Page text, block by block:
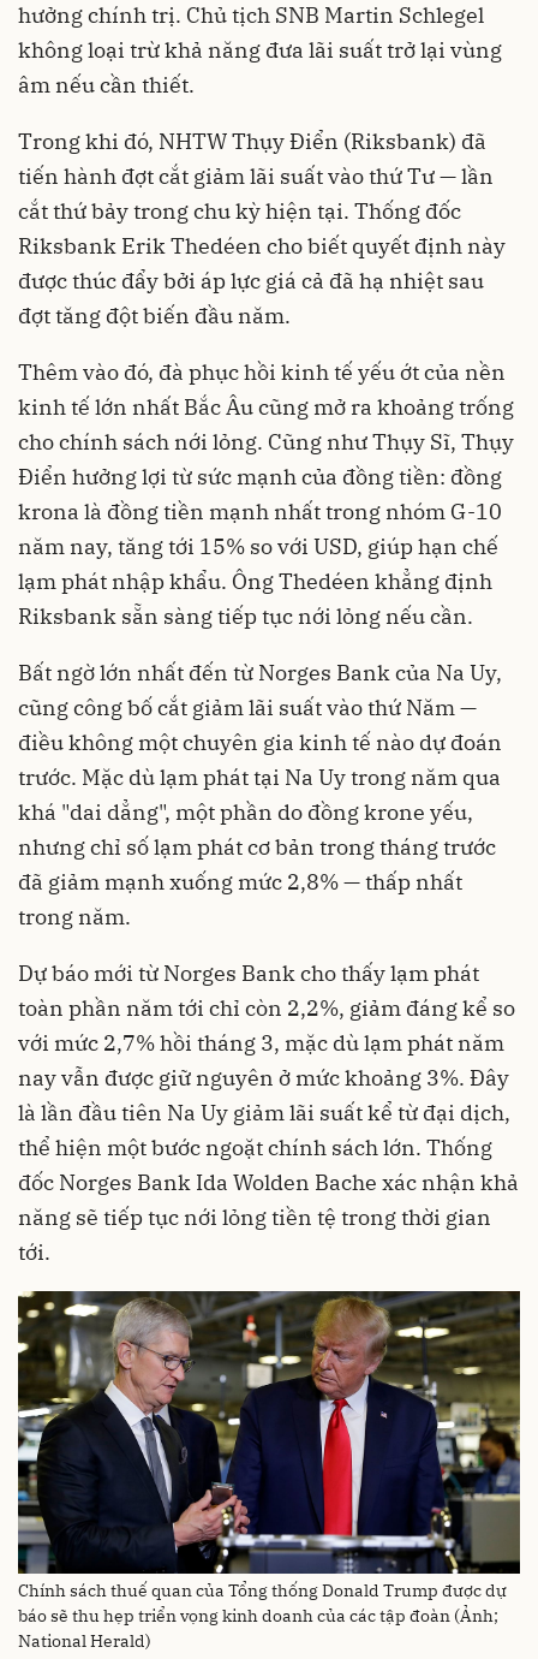
hưởng chính trị. Chủ tịch SNB Martin Schlegel
không loại trừ khả năng đưa lãi suất trở lại vùng
âm nếu cần thiết.
Trong khi đó, NHTW Thụy Điển (Riksbank) đã
tiến hành đợt cắt giảm lãi suất vào thứ Tư — lần
cắt thứ bảy trong chu kỳ hiện tại. Thống đốc
Riksbank Erik Thedéen cho biết quyết định này
được thúc đẩy bởi áp lực giá cả đã hạ nhiệt sau
đợt tăng đột biến đầu năm.
Thêm vào đó, đà phục hồi kinh tế yếu ớt của nền
kinh tế lớn nhất Bắc Âu cũng mở ra khoảng trống
cho chính sách nới lỏng. Cũng như Thụy Sĩ, Thụy
Điển hưởng lợi từ sức mạnh của đồng tiền: đồng
krona là đồng tiền mạnh nhất trong nhóm G-10
năm nay, tăng tới 15% so với USD, giúp hạn chế
lạm phát nhập khẩu. Ông Thedéen khẳng định
Riksbank sẵn sàng tiếp tục nới lỏng nếu cần.
Bất ngờ lớn nhất đến từ Norges Bank của Na Uy,
cũng công bố cắt giảm lãi suất vào thứ Năm —
điều không một chuyên gia kinh tế nào dự đoán
trước. Mặc dù lạm phát tại Na Uy trong năm qua
khá "dai dẳng", một phần do đồng krone yếu,
nhưng chỉ số lạm phát cơ bản trong tháng trước
đã giảm mạnh xuống mức 2,8% — thấp nhất
trong năm.
Dự báo mới từ Norges Bank cho thấy lạm phát
toàn phần năm tới chỉ còn 2,2%, giảm đáng kể so
với mức 2,7% hồi tháng 3, mặc dù lạm phát năm
nay vẫn được giữ nguyên ở mức khoảng 3%. Đây
là lần đầu tiên Na Uy giảm lãi suất kể từ đại dịch,
thể hiện một bước ngoặt chính sách lớn. Thống
đốc Norges Bank Ida Wolden Bache xác nhận khả
năng sẽ tiếp tục nới lỏng tiền tệ trong thời gian
tới.
Chính sách thuế quan của Tổng thống Donald Trump được dự
báo sẽ thu hẹp triển vọng kinh doanh của các tập đoàn (Ảnh;
National Herald)